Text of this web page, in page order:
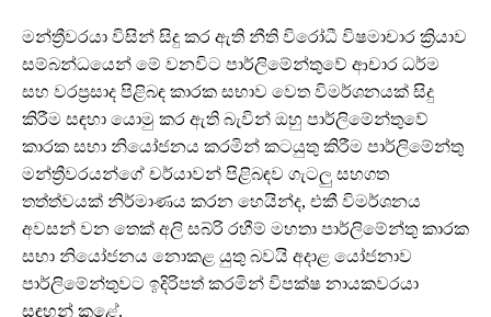
මන්ත්‍රීවරයා විසින් සිදු කර ඇති නීති විරෝධී විෂමාචාර ක්‍රියාව
සම්බන්ධයෙන් මේ වනවිට පාර්ලිමේන්තුවේ ආචාර ධර්ම
සහ වරප්‍රසාද පිළිබඳ කාරක සභාව වෙත විමර්ශනයක් සිදු
කිරීම සඳහා යොමු කර ඇති බැවින් ඔහු පාර්ලිමේන්තුවේ
කාරක සභා නියෝජනය කරමින් කටයුතු කිරීම පාර්ලිමේන්තු
මන්ත්‍රීවරයන්ගේ චර්යාවන් පිළිබඳව ගැටලු සහගත
තත්ත්වයක් නිර්මාණය කරන හෙයින්ද, එකී විමර්ශනය
අවසන් වන තෙක් අලි සබ්රි රහීම් මහතා පාර්ලිමේන්තු කාරක
සභා නියෝජනය නොකළ යුතු බවයි අදාළ යෝජනාව
පාර්ලිමේන්තුවට ඉදිරිපත් කරමින් විපක්ෂ නායකවරයා
සඳහන් කළේ.